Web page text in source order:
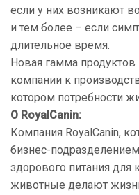
если у них возникают
и тем более – если
длительное время.
Новая гамма продуктов
компании к
котором потребности
О RoyalCanin:
Компания RoyalCanin,
бизнес-
здорового питания для
животные делают